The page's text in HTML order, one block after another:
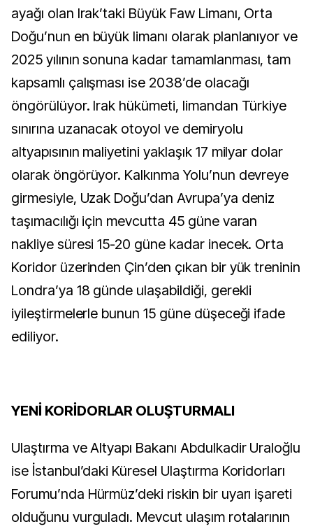
ayağı olan Irak’taki Büyük Faw Limanı, Orta
Doğu’nun en büyük limanı olarak planlanıyor ve
2025 yılının sonuna kadar tamamlanması, tam
kapsamlı çalışması ise 2038’de olacağı
öngörülüyor. Irak hükümeti, limandan Türkiye
sınırına uzanacak otoyol ve demiryolu
altyapısının maliyetini yaklaşık 17 milyar dolar
olarak öngörüyor. Kalkınma Yolu’nun devreye
girmesiyle, Uzak Doğu’dan Avrupa’ya deniz
taşımacılığı için mevcutta 45 güne varan
nakliye süresi 15-20 güne kadar inecek. Orta
Koridor üzerinden Çin’den çıkan bir yük treninin
Londra’ya 18 günde ulaşabildiği, gerekli
iyileştirmelerle bunun 15 güne düşeceği ifade
ediliyor.
YENİ KORİDORLAR OLUŞTURMALI
Ulaştırma ve Altyapı Bakanı Abdulkadir Uraloğlu
ise İstanbul’daki Küresel Ulaştırma Koridorları
Forumu’nda Hürmüz’deki riskin bir uyarı işareti
olduğunu vurguladı. Mevcut ulaşım rotalarının